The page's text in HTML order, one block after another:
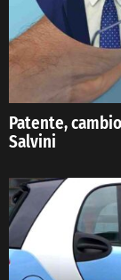
Patente,
Salvini